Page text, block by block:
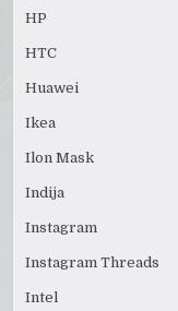
HP
HTC
Huawei
Ikea
Ilon Mask
Indija
Instagram
Instagram Threads
Intel